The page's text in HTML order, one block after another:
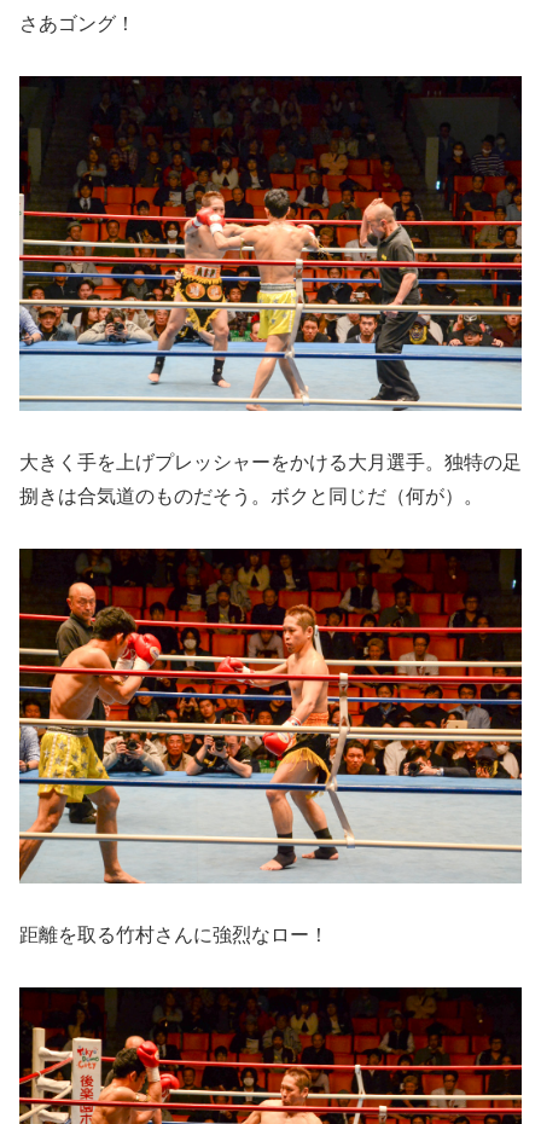
さあゴング！
大きく手を上げプレッシャーをかける大月選手。独特の足
捌きは合気道のものだそう。ボクと同じだ（何が）。
距離を取る竹村さんに強烈なロー！